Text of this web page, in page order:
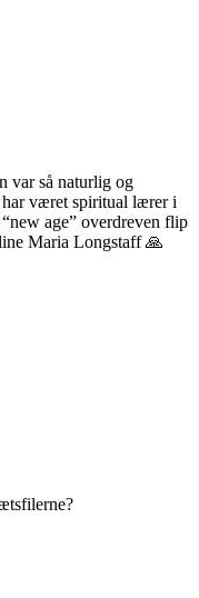
var så naturlig og
har været spiritual lærer i
age” overdreven flip
Maria Longstaff 🙏